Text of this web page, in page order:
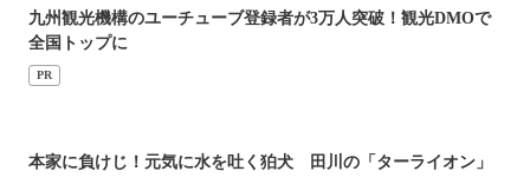
九州観光機構のユーチューブ登録者が3万人突破！観光DMOで
全国トップに
PR
本家に負けじ！元気に水を吐く狛犬 田川の「ターライオン」